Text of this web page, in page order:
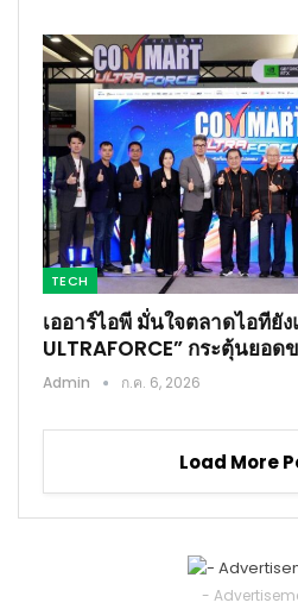
TECH
เออาร์ไอพี มั่นใจตลาดไอทียัง
ULTRAFORCE” กระตุ้นยอ
Admin ก.ค. 6, 2026
Load More
-